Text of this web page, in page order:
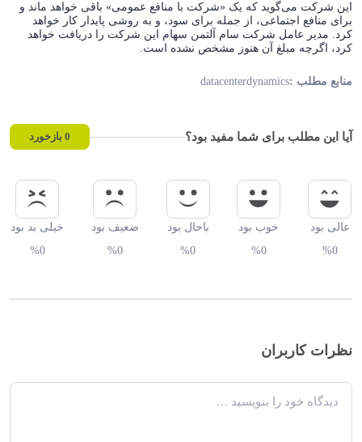
این شرکت می‌گوید که یک «شرکت با منافع عمومی» باقی خواهد ماند و
برای منافع اجتماعی، از جمله برای سود، و به روشی پایدار کار خواهد
کرد. مدیر عامل شرکت سام آلتمن سهام این شرکت را دریافت خواهد
کرد، اگرچه مبلغ آن هنوز مشخص نشده است.
منابع مطلب :datacenterdynamics
آیا این مطلب برای شما مفید بود؟ 0 بازخورد
عالی بود
%0
خوب بود
%0
باحال بود
%0
ضعیف بود
%0
خیلی بد بود
%0
نظرات کاربران
دیدگاه خود را بنویسید